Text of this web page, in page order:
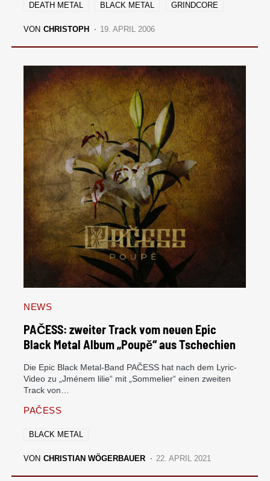
DEATH METAL BLACK METAL GRINDCORE
VON CHRISTOPH 19. APRIL 2006
NEWS
PAČESS: zweiter Track vom neuen Epic
Black Metal Album „Poupě“ aus Tschechien
Die Epic Black Metal-Band PAČESS hat nach dem Lyric-
Video zu „Jménem lilie“ mit „Sommelier“ einen zweiten
Track von…
PAČESS
BLACK METAL
VON CHRISTIAN WÖGERBAUER 22. APRIL 2021